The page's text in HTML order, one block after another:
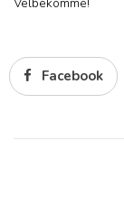
Facebook